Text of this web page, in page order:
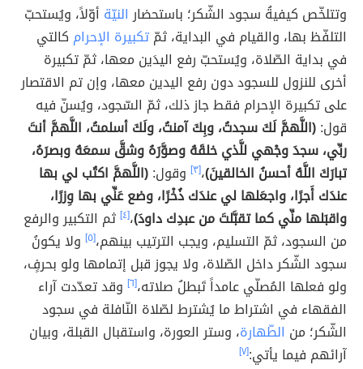
وتتلخّص كيفيةُ سجود الشّكر؛ باستحضارالنيّة أوّلاً، ويُستحبّ
التلفّظ بها، والقيام في البداية، ثمّتكبيرة الإحرام كالتي
في بداية الصّلاة، ويُستحبّ رفع اليدَين معها، ثمّ تكبيرة
أخرى للنزول للسجود دون رفع اليدين معها، وإن تم الاقتصار
على تكبيرة الإحرام فقط جاز ذلك، ثمّ السّجود، ويُسنّ فيه
قول:(اللَّهمَّ لَكَ سجدتُ، وبِكَ آمنتُ، ولَكَ أسلمتُ، اللَّهمَّ أنتَ
ربِّي، سجدَ وجْهي للَّذي خلقَهُ وصوَّرَهُ وشقَّ سمعَهُ وبصرَهُ،
تبارَكَ اللَّهُ أحسنُ الخالقينَ)،[٣] وقول:(اللَّهمَّ اكتُب لي بها
عندَك أَجرًا، واجعَلها لي عندَك ذُخْرًا، وضع عَنِّي بها وِزرًا،
واقبَلها منِّي كما تقبَّلتَ من عبدِك داودَ)،[٤]
ثم التكبير والرفع
من السجود، ثمّ التسليم، ويجب الترتيب بينهم،[٥]
ولا يكونُ
سجود الشّكر داخل الصّلاة، ولا يجوز قبل إتمامها ولو بحرفٍ،
ولو فعلها المُصلّي عامداً تَبطلُ صلاته،[٦]
وقد تعدّدت آراء
الفقهاء في اشتراط ما يُشترط لصّلاة النّافلة في سجود
الشّكر؛ من الطّهارة، وستر العورة، واستقبال القبلة، وبيان
آرائهم فيما يأتي:[٧]